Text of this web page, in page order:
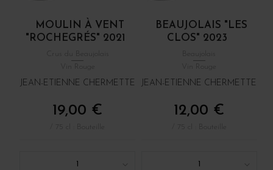
MOULIN À VENT
"ROCHEGRÉS" 2021
JEAN-ETIENNE CHERMETTE
19,00 €
1
BEAUJOLAIS "LES
CLOS" 2023
JEAN-ETIENNE CHERMETTE
12,00 €
1